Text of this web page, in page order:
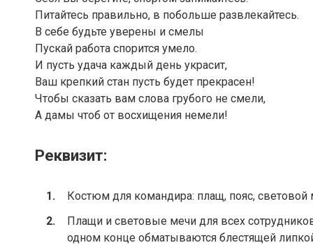
Питайтесь правильно, в побольше развлекайтесь.
В себе будьте уверены и смелы
Пускай работа спорится умело.
И пусть удача каждый день украсит,
Ваш крепкий стан пусть будет прекрасен!
Чтобы сказать вам слова грубого не смели,
А дамы чтоб от восхищения немели!
Реквизит:
Костюм для командира: плащ, пояс,
Плащи и световые мечи для всех
одном конце обматываются блестящей